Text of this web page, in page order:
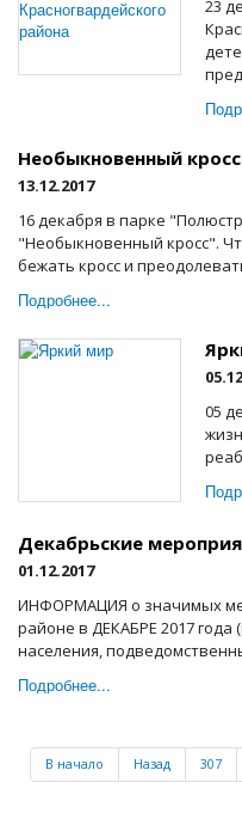
23
Необыкновенный кросс
13.12.2017
16 декабря в парке
"Необыкновенный кросс".
бежать кросс и
Подробнее...
05
Декабрьские
01.12.2017
ИНФОРМАЦИЯ о значимых
районе в ДЕКАБРЕ 2017
населения,
Подробнее...
В начало Назад 307